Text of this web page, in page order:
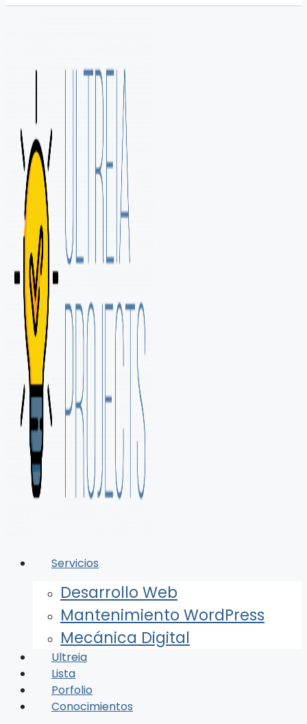
Servicios
Desarrollo Web
Mantenimiento WordPress
Mecánica Digital
Ultreia
Lista
Porfolio
Conocimientos